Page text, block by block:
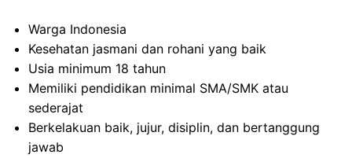
Warga Indonesia
Kesehatan jasmani dan rohani yang baik
Usia minimum 18 tahun
Memiliki pendidikan minimal SMA/SMK atau
sederajat
Berkelakuan baik, jujur, disiplin, dan bertanggung
jawab